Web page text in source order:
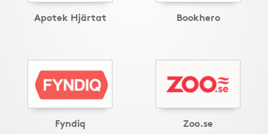
Apotek Hjärtat Bookhero
Fyndiq Zoo.se